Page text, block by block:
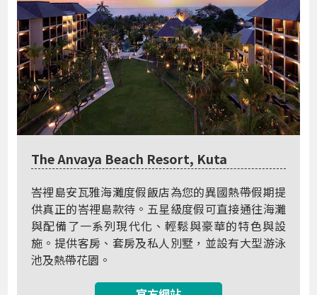
The Anvaya Beach Resort, Kuta
峇裡島安瓦雅海灘度假飯店為您的異國熱帶假期提
供真正的峇裡島款待。五星級度假可直接通往海灘
與配備了一系列現代化、輕鬆與豪華的特色與設
施。提供客房、套房及私人別墅，並設有大型游泳
池及熱帶花園。